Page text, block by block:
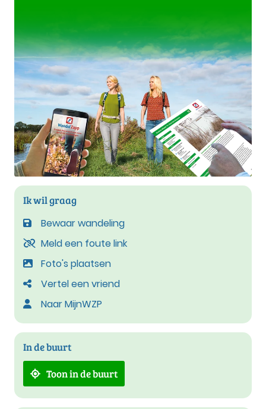
Ik wil graag
Bewaar wandeling
Meld een foute link
Foto's plaatsen
Vertel een vriend
Naar MijnWZP
In de buurt
Toon in de buurt